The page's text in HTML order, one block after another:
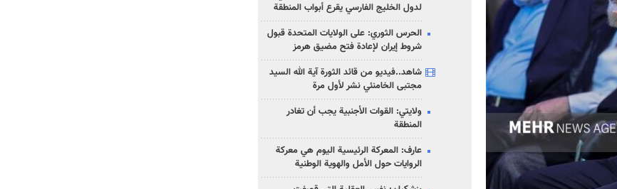
لدول الخليج الفارسي يقرع أبواب المنطقة
الحرس الثوري: على الولايات المتحدة قبول
شروط إيران لإعادة فتح مضيق هرمز
شاهد..فيديو من قائد الثورة آية الله السيد
مجتبى الخامنئي نشر لأول مرة
ولايتي: القوات الأجنبية يجب أن تغادر
المنطقة
عارف: المعركة الرئيسية اليوم هي معركة
الروايات حول الأمل والهوية الوطنية